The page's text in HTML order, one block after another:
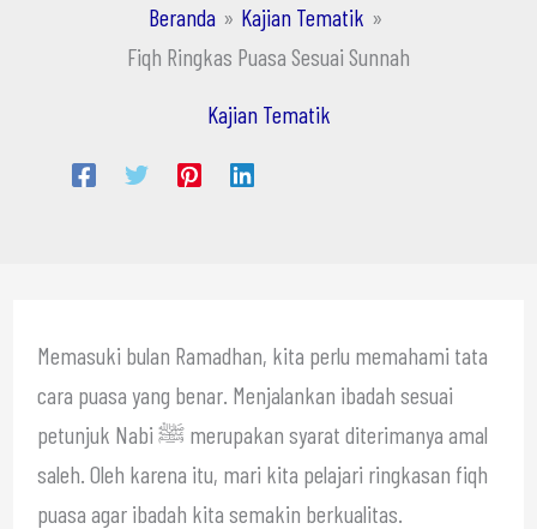
Beranda
Kajian Tematik
Fiqh Ringkas Puasa Sesuai Sunnah
Kajian Tematik
Memasuki bulan Ramadhan, kita perlu memahami tata
cara puasa yang benar. Menjalankan ibadah sesuai
petunjuk Nabi ﷺ merupakan syarat diterimanya amal
saleh. Oleh karena itu, mari kita pelajari ringkasan fiqh
puasa agar ibadah kita semakin berkualitas.